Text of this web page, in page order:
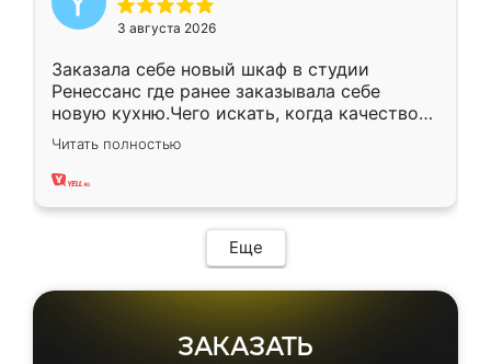
3 августа 2026
Заказала себе новый шкаф в студии
Ренессанс где ранее заказывала себе
новую кухню.Чего искать, когда качеством
вполне довольна. Служит кухня уже почти
два года, нареканий нет.
Читать полностью
Еще
ЗАКАЗАТЬ